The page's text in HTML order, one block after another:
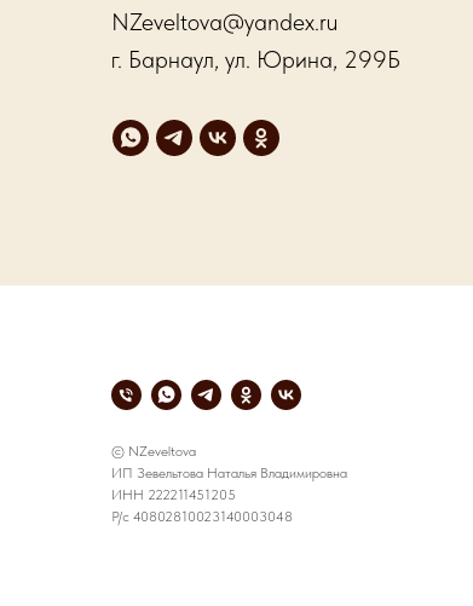
NZeveltova@yandex.ru
г. Барнаул, ул. Юрина, 299Б
© NZeveltova
ИП Зевельтова Наталья Владимировна
ИНН 222211451205
Р/с 40802810023140003048